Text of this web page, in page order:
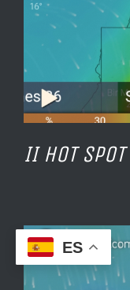
II HOT
ES